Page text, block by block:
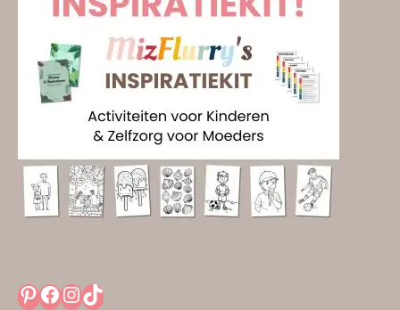
Pinterest
Facebook
Instagram
TikTok